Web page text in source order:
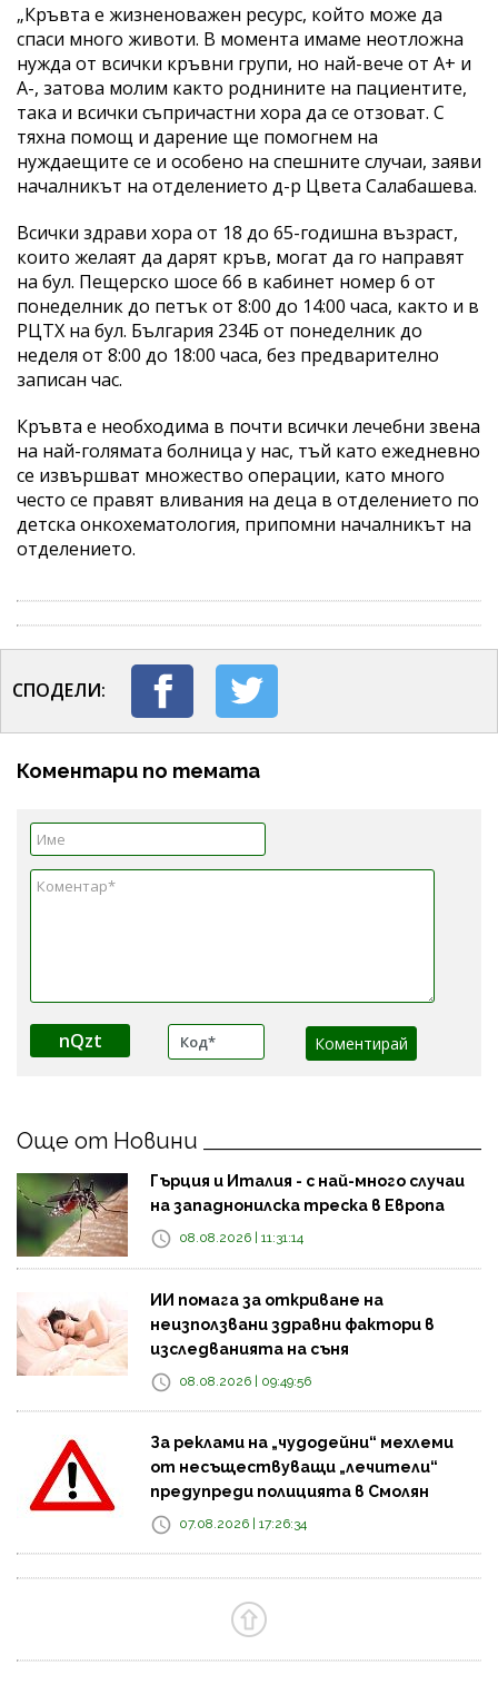
„Кръвта е жизненоважен ресурс, който може да
спаси много животи. В момента имаме неотложна
нужда от всички кръвни групи, но най-вече от А+ и
А-, затова молим както роднините на пациентите,
така и всички съпричастни хора да се отзоват. С
тяхна помощ и дарение ще помогнем на
нуждаещите се и особено на спешните случаи, заяви
началникът на отделението д-р Цвета Салабашева.
Всички здрави хора от 18 до 65-годишна възраст,
които желаят да дарят кръв, могат да го направят
на бул. Пещерско шосе 66 в кабинет номер 6 от
понеделник до петък от 8:00 до 14:00 часа, както и в
РЦТХ на бул. България 234Б от понеделник до
неделя от 8:00 до 18:00 часа, без предварително
записан час.
Кръвта е необходима в почти всички лечебни звена
на най-голямата болница у нас, тъй като ежедневно
се извършват множество операции, като много
често се правят вливания на деца в отделението по
детска онкохематология, припомни началникът на
отделението.
СПОДЕЛИ:
Коментари по темата
nQzt
Още от Новини
Гърция и Италия - с най-много случаи
на западнонилска треска в Европа
08.08.2026 | 11:31:14
ИИ помага за откриване на
неизползвани здравни фактори в
изследванията на съня
08.08.2026 | 09:49:56
За реклами на „чудодейни“ мехлеми
от несъществуващи „лечители“
предупреди полицията в Смолян
07.08.2026 | 17:26:34